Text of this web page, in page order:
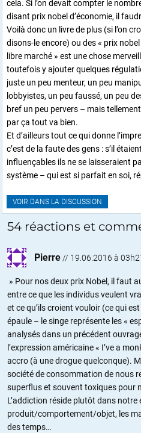
cela. Si l’on devait compter le
disant prix nobel d’économie, il
Voilà donc un livre de plus (si l’on
disons-le encore) ou des « prix
libre marché » est une chose
toutefois y ajouter quelques
juste un peu menteur, un peu
lobbyistes, un peu faussé, un peu
bref un peu pervers – mais
par ça tout va bien.
Et d’ailleurs tout ce qui donne
c’est de la faute des gens : s’il
influençables ils ne se laisseraient
système – qui est si parfait en soi,
VOIR DANS LA DISCUSSION
54 réactions et
Pierre// 19.06.2016 à
» Pour nos deux prix Nobel, il faut
entre ce que les individus veulent
et ce qu’ils croient vouloir (ce qui
épaule – le singe représente les «
analysés dans un précédent
l’expression américaine « I’ve a
accro (à une drogue quelconque).
société de consommation de nous
superflus et souvent toxiques pour
L’addiction réside plutôt dans notre
produit/comportement/objet, les
des temps…